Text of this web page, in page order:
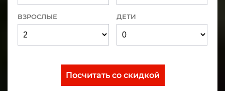
ВЗРОСЛЫЕ ДЕТИ
Посчитать со скидкой